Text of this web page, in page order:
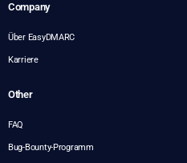
Company
Über EasyDMARC
Karriere
Other
FAQ
Bug-Bounty-Programm